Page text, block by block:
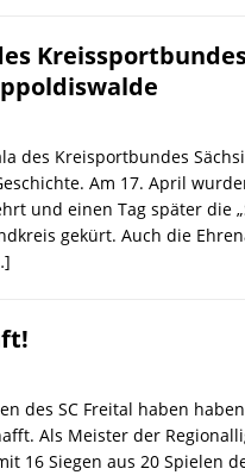
des Kreisportbundes
Am 17. April
und einen Tag später die
gekürt. Auch die
des SC Freital haben
Als Meister der
16 Siegen aus 20 Spielen